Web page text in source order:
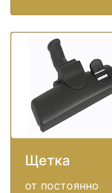
Щетка
от постоянно